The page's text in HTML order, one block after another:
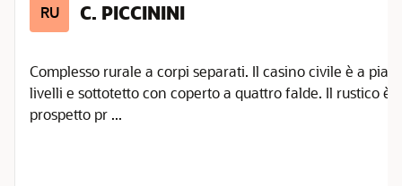
RU C. PICCININI
Complesso rurale a corpi separati. Il casino civile è a
livelli e sottotetto con coperto a quattro falde. Il rustico è
prospetto pr ...